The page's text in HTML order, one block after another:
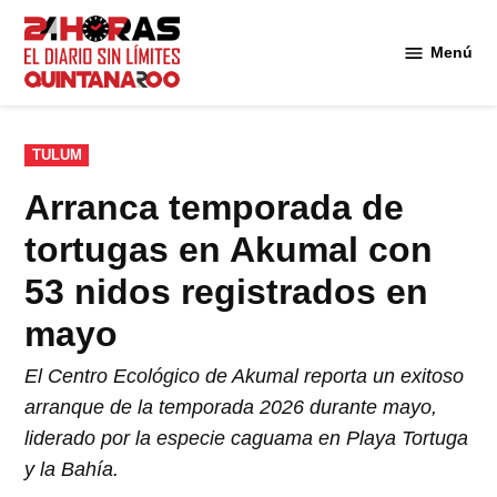
Saltar
contenido
Menú
PUBLICADO
EN
TULUM
Arranca temporada de
tortugas en Akumal con
53 nidos registrados en
mayo
El Centro Ecológico de Akumal reporta un exitoso
arranque de la temporada 2026 durante mayo,
liderado por la especie caguama en Playa Tortuga
y la Bahía.